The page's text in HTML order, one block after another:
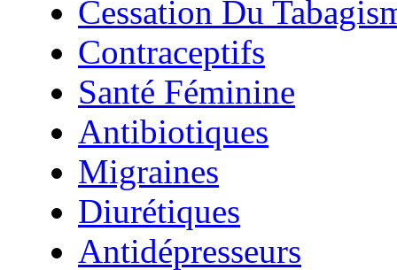
Cessation Du
Contraceptifs
Santé Féminine
Antibiotiques
Migraines
Diurétiques
Antidépresseurs